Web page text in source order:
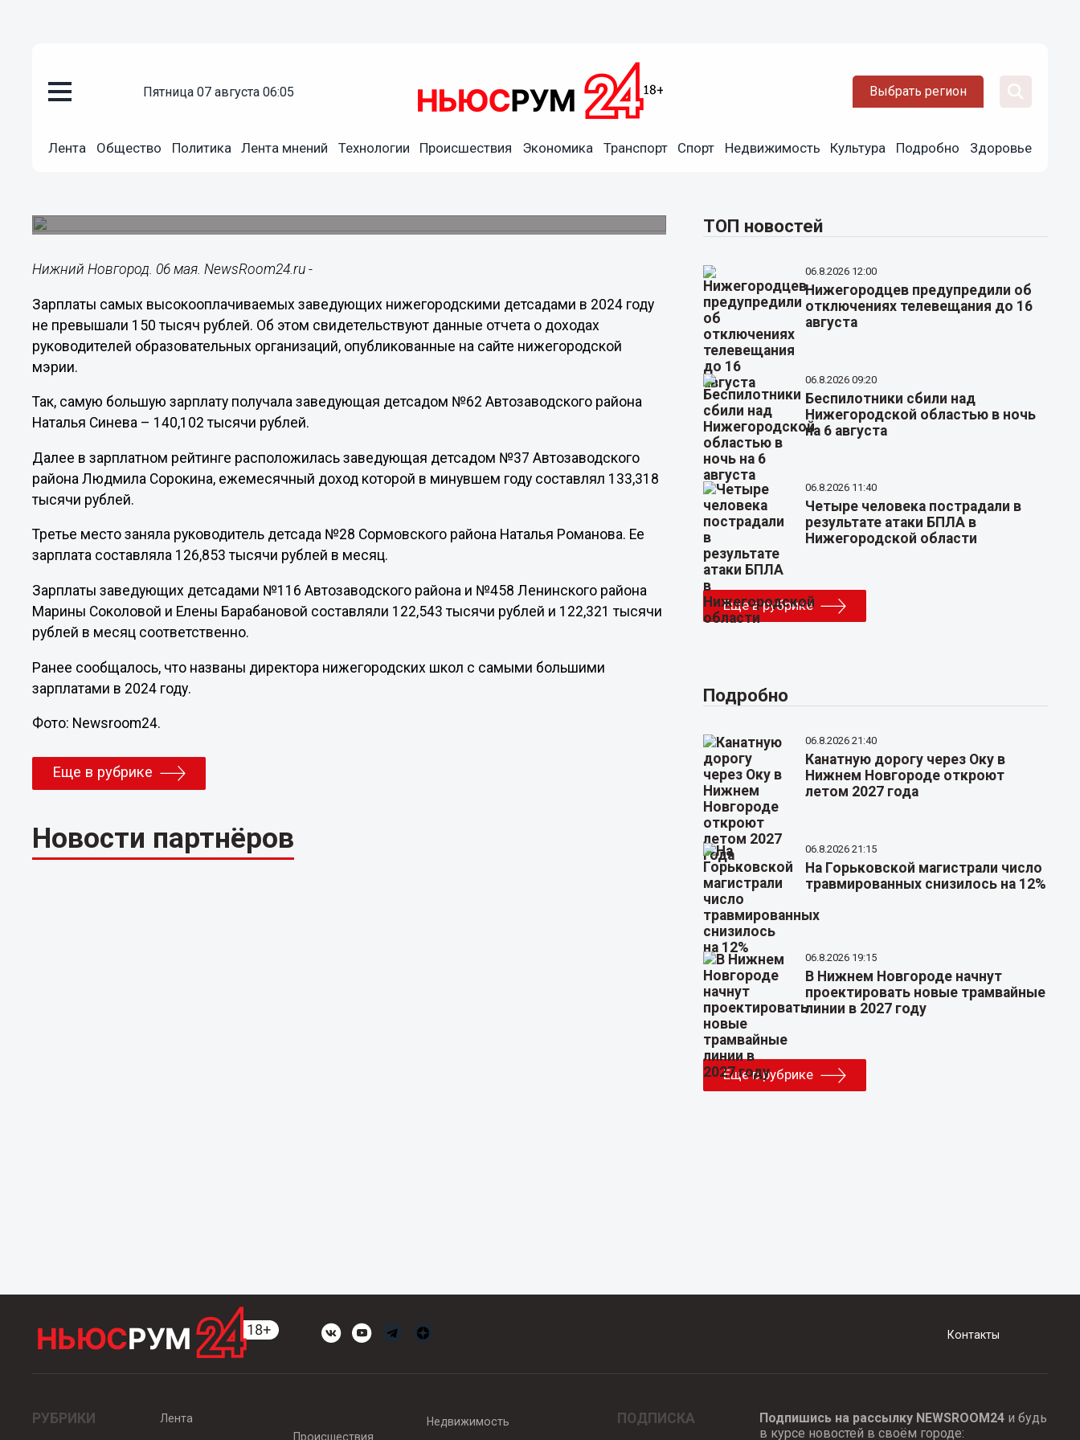
пятница 07 августа 06:05 Выбрать регион
Лента Общество Политика Лента мнений Технологии Происшествия Экономика Транспорт Спорт Недвижимость Культура Подробно Здоровье
Озвучены 5 заведующих нижегородскими детсадами с
Нижний Новгород. 06 мая. NewsRoom24.ru -
Зарплаты самых высокооплачиваемых заведующих нижегородскими детсадами в 2024 году
не превышали 150 тысяч рублей. Об этом свидетельствуют данные отчета о доходах
руководителей образовательных организаций, опубликованные на сайте нижегородской
мэрии.
Так, самую большую зарплату получала заведующая детсадом №62 Автозаводского района
Наталья Синева – 140,102 тысячи рублей.
Далее в зарплатном рейтинге расположилась заведующая детсадом №37 Автозаводского
района Людмила Сорокина, ежемесячный доход которой в минувшем году составлял 133,318
тысячи рублей.
Третье место заняла руководитель детсада №28 Сормовского района Наталья Романова. Ее
зарплата составляла 126,853 тысячи рублей в месяц.
Зарплаты заведующих детсадами №116 Автозаводского района и №458 Ленинского района
Марины Соколовой и Елены Барабановой составляли 122,543 тысячи рублей и 122,321 тысячи
рублей в месяц соответственно.
Ранее сообщалось, что названы директора нижегородских школ с самыми большими
зарплатами в 2024 году.
Фото: Newsroom24.
Еще в рубрике
Новости партнёров
ТОП новостей
06.8.2026 12:00
Нижегородцев предупредили об
отключениях телевещания до 16
августа
06.8.2026 09:20
Беспилотники сбили над
Нижегородской областью в ночь
на 6 августа
06.8.2026 11:40
Четыре человека пострадали в
результате атаки БПЛА в
Нижегородской области
Еще в рубрике
Подробно
06.8.2026 21:40
Канатную дорогу через Оку в
Нижнем Новгороде откроют
летом 2027 года
06.8.2026 21:15
На Горьковской магистрали число
травмированных снизилось на 12%
06.8.2026 19:15
В Нижнем Новгороде начнут
проектировать новые трамвайные
линии в 2027 году
Еще в рубрике
Контакты
РУБРИКИ
Лента
Происшествия
Недвижимость ПОДПИСКА Подпишись на рассылку NEWSROOM24и будь
в курсе новостей в своём городе: